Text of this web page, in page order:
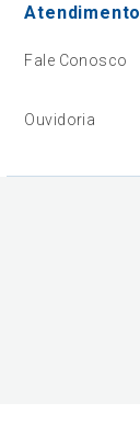
Atendimento
Fale Conosco
Ouvidoria